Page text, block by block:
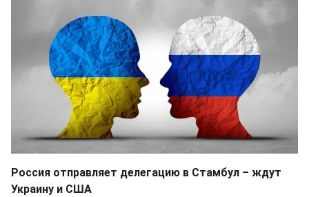
Россия отправляет делегацию в Стамбул – ждут
Украину и США